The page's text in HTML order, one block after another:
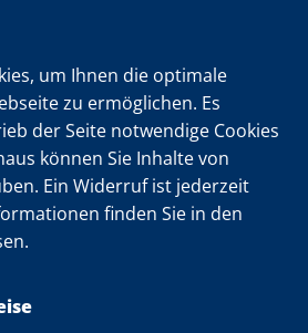
um Ihnen die optimale
zu ermöglichen. Es
der Seite notwendige Cookies
können Sie Inhalte von
Ein Widerruf ist jederzeit
finden Sie in den